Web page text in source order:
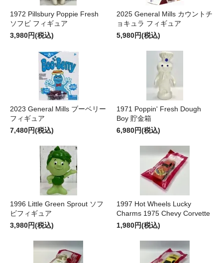
1972 Pillsbury Poppie Fresh
ソフビ フィギュア
3,980円(税込)
2025 General Mills カウントチ
ョキュラ フィギュア
5,980円(税込)
2023 General Mills ブーベリー
フィギュア
7,480円(税込)
1971 Poppin' Fresh Dough
Boy 貯金箱
6,980円(税込)
1996 Little Green Sprout ソフ
ビフィギュア
3,980円(税込)
1997 Hot Wheels Lucky
Charms 1975 Chevy Corvette
1,980円(税込)